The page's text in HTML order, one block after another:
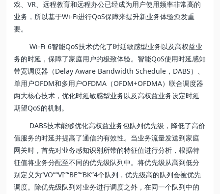
戏、VR、远程教育和远程办公已经成为用户使用频率非常高的
业务，所以基于Wi-Fi进行QoS保障来提升新业务体验愈发重
要。
Wi-Fi 6智能QoS技术优化了时延敏感型业务以及高权益业
务的时延，保障了家庭用户的极致体验。智能QoS使用时延感知
带宽调度器（Delay Aware Bandwidth Schedule，DABS）、
单用户OFDM和多用户OFDMA（OFDM+OFDMA）联合调度器
两大核心技术，优化时延敏感型业务以及高权益业务设定时延
期望QoS的机制。
DABS技术能够优化高权益业务包队列优先级，降低了高价
值服务的时延并提高了通信的有效性。当业务流量发送到家庭
网关时，首先对业务感知识别所带的特征值进行分析，根据特
征值将业务分配至不同的优先级队列中。将优先级从高到低分
别定义为“VO”“VI”“BE”“BK”4个队列，优先级高的队列会被优先
调度。除优先级队列对业务进行调度之外，在同一个队列中的